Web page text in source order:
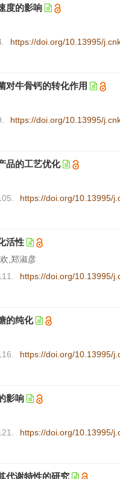
度的影响
https://doi.org/10.13995/
对牛骨钙的转化作用
https://doi.org/10.13995/
品的工艺优化
https://doi.org/10.13995/
活性
,郑淑彦
https://doi.org/10.13995/
的纯化
https://doi.org/10.13995/
影响
https://doi.org/10.13995/
代谢特性的研究